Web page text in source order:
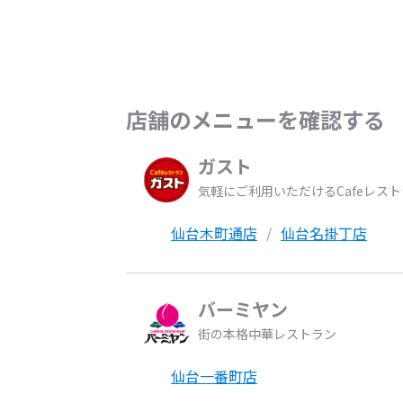
店舗のメニューを確認する
ガスト
気軽にご利用いただけるCafeレス
仙台木町通店 仙台名掛丁店
バーミヤン
街の本格中華レストラン
仙台一番町店